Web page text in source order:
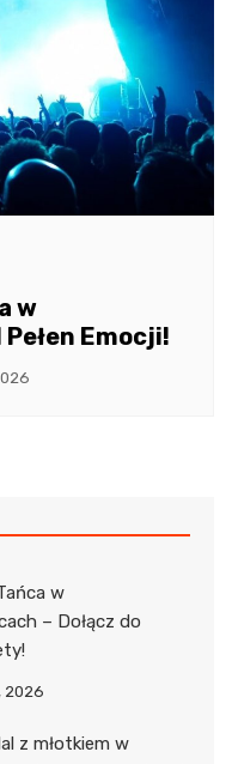
w
Emocji!
w
– Dołącz do
2026
z młotkiem w